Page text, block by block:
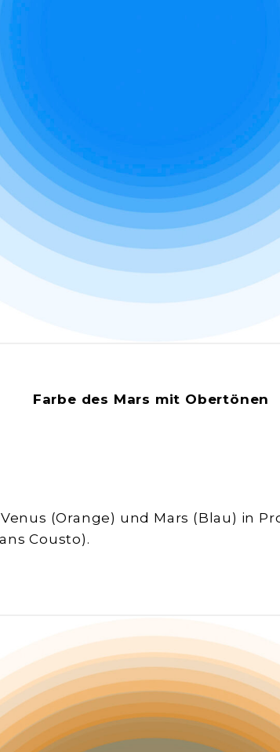
Farbe des Mars mit Obertönen
(Orange) und Mars (Blau) in
Cousto).